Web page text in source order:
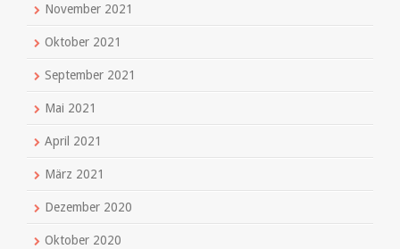
November 2021
Oktober 2021
September 2021
Mai 2021
April 2021
März 2021
Dezember 2020
Oktober 2020